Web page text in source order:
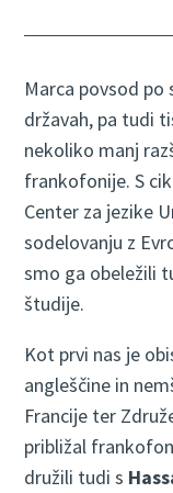
Marca povsod
državah, pa tudi
nekoliko manj
frankofonije. S
Center za jezike
sodelovanju z
smo ga obeležili
študije.
Kot prvi nas je
angleščine in
Francije ter
približal
družili tudi s